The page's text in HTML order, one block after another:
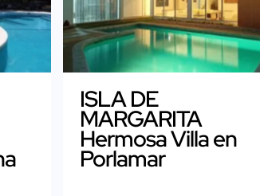
ISLA DE
MARGARITA
Hermosa Villa en
Porlamar